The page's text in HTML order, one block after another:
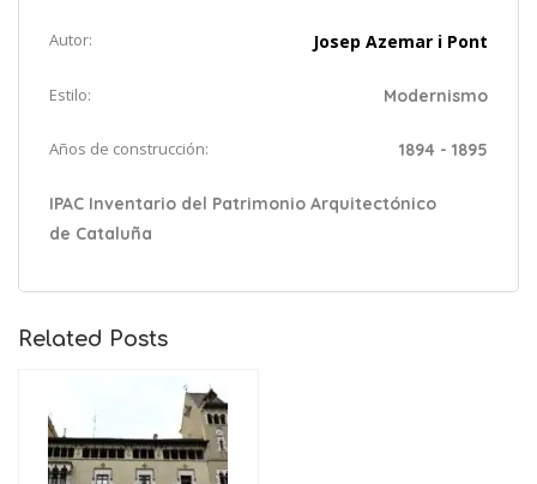
Autor: Josep Azemar i Pont
Estilo: Modernismo
Años de construcción: 1894 - 1895
IPAC Inventario del Patrimonio Arquitectónico
de Cataluña
Related Posts